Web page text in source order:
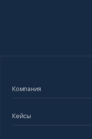
Компания
Кейсы